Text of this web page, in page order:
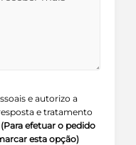
e autorizo a
e tratamento
(Para efetuar o pedido
esta opção)